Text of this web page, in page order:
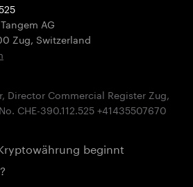
AG
Zug, Switzerland
Director Commercial Register Zug,
beginnt